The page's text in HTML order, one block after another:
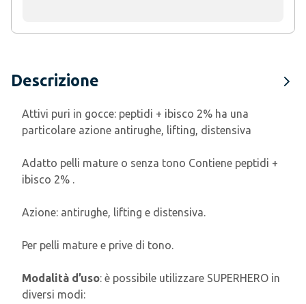
Descrizione
Attivi puri in gocce: peptidi + ibisco 2% ha una
particolare azione antirughe, lifting, distensiva
Adatto pelli mature o senza tono Contiene peptidi +
ibisco 2% .
Azione: antirughe, lifting e distensiva.
Per pelli mature e prive di tono.
Modalità d’uso: è possibile utilizzare SUPERHERO in
diversi modi: